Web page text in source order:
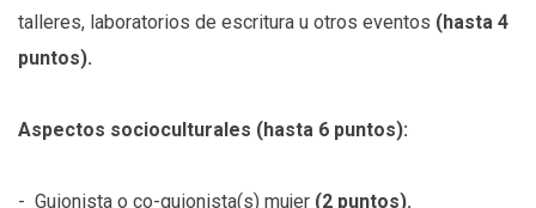
talleres, laboratorios de escritura u otros eventos (hasta 4
puntos).
Aspectos socioculturales (hasta 6 puntos):
- Guionista o co-guionista(s) mujer (2 puntos).